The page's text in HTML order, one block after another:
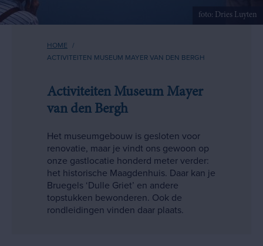
foto: Dries Luyten
Kruimelpad
HOME
ACTIVITEITEN MUSEUM MAYER VAN DEN BERGH
Activiteiten Museum Mayer
van den Bergh
Het museumgebouw is gesloten voor
renovatie, maar je vindt ons gewoon op
onze gastlocatie honderd meter verder:
het historische Maagdenhuis. Daar kan je
Bruegels ‘Dulle Griet’ en andere
topstukken bewonderen. Ook de
rondleidingen vinden daar plaats.